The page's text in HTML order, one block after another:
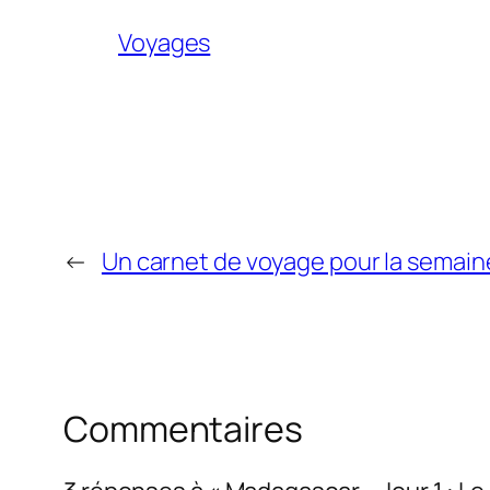
Voyages
← Un carnet de voyage pour la
Commentaires